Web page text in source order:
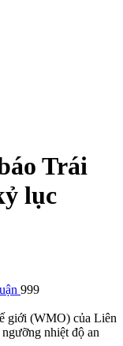
Trái
lục
999
giới (WMO) của Liên
nhiệt độ an